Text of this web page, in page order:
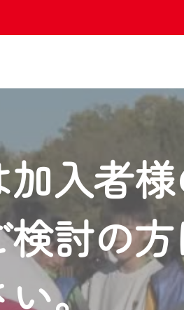
入者
討の
い。
お
TV』は2024年9月24日から
いの地域の動画コンテンツ
ら、いつでも・どこでも・
の地域情報番組をご視聴いた